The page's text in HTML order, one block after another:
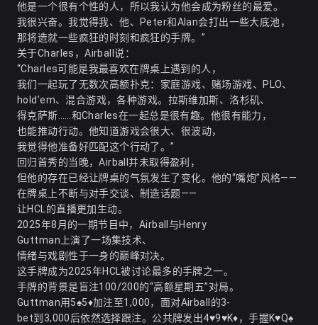
他是一个很有个性的人，所以我认为他会成为粉丝的最爱。
我很兴奋。我觉得我、他、Peter和Alan会打出一些大底池，
那将造就一些疯狂的时刻和疯狂的手牌。”
关于Charles，Airball说：
“Charles可能是我最喜欢在牌桌上遇到的人，
我们一起玩了无数次高额扑克：家庭游戏、赌场游戏、PLO、
hold’em、混合游戏，各种游戏。拉斯维加斯、洛杉矶、
得克萨斯……和Charles在一起总是很有趣。他很有能力，
也能推动行动。他知道游戏会很大、很波动，
我觉得他准备好匹配这个行动了。”
回归首秀的当晚，Airball并未取得盈利，
但他的存在已经让牌桌的气氛发生了变化。他的“嘴炮”风格——
在牌桌上不断与对手交谈、制造话题——
让HCL的直播更加生动。
2025年8月的一期节目中，Airball与Henry
Guttman上演了一场集技术、
情绪与戏剧性于一身的巅峰对决。
这手牌成为2025年HCL被讨论最多的手牌之一。
手牌的背景是盲注100/200的“高额星期五”对局。
Guttman用5♠5♦加注至1,000，面对Airball的3-
bet到3,000后依然选择跟注。公共牌发出4♥9♥K♦，手握K♥Q♠